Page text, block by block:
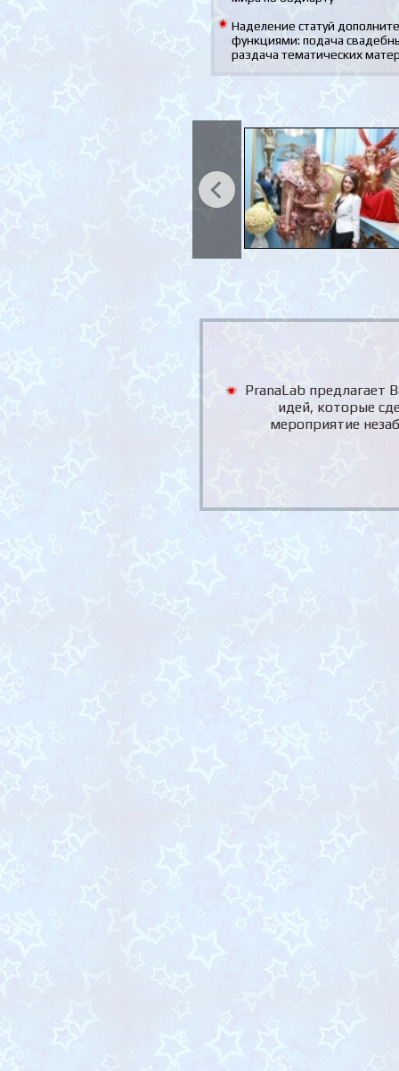
Наделение статуй
функциями: подача
раздача тематических
PranaLab предлагает
идей, которые
мероприятие